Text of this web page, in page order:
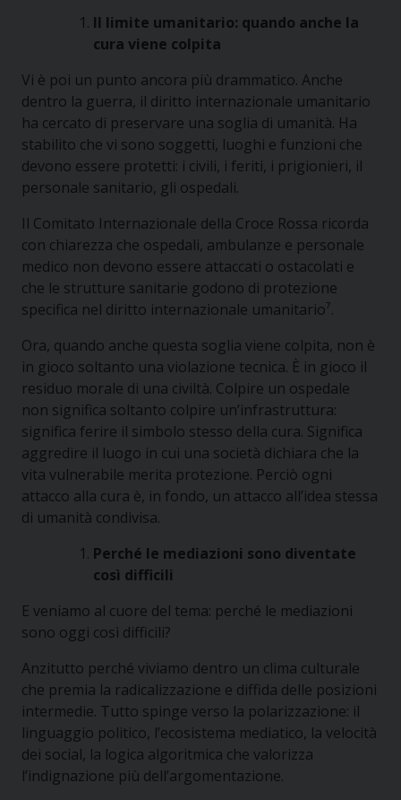
Il limite umanitario: quando anche la
cura viene colpita
Vi è poi un punto ancora più drammatico. Anche
dentro la guerra, il diritto internazionale umanitario
ha cercato di preservare una soglia di umanità. Ha
stabilito che vi sono soggetti, luoghi e funzioni che
devono essere protetti: i civili, i feriti, i prigionieri, il
personale sanitario, gli ospedali.
Il Comitato Internazionale della Croce Rossa ricorda
con chiarezza che ospedali, ambulanze e personale
medico non devono essere attaccati o ostacolati e
che le strutture sanitarie godono di protezione
specifica nel diritto internazionale umanitario⁷.
Ora, quando anche questa soglia viene colpita, non è
in gioco soltanto una violazione tecnica. È in gioco il
residuo morale di una civiltà. Colpire un ospedale
non significa soltanto colpire un’infrastruttura:
significa ferire il simbolo stesso della cura. Significa
aggredire il luogo in cui una società dichiara che la
vita vulnerabile merita protezione. Perciò ogni
attacco alla cura è, in fondo, un attacco all’idea stessa
di umanità condivisa.
Perché le mediazioni sono diventate
così difficili
E veniamo al cuore del tema: perché le mediazioni
sono oggi così difficili?
Anzitutto perché viviamo dentro un clima culturale
che premia la radicalizzazione e diffida delle posizioni
intermedie. Tutto spinge verso la polarizzazione: il
linguaggio politico, l’ecosistema mediatico, la velocità
dei social, la logica algoritmica che valorizza
l’indignazione più dell’argomentazione.